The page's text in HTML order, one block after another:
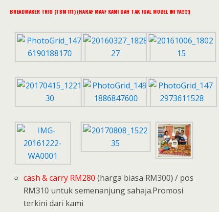
BREADMAKER TRIO (TBM-111) (HARAF MAAF KAMI DAH TAK JUAL MODEL INI YA!!!!!)
cash & carry RM280 (harga biasa RM300) / pos
RM310 untuk semenanjung sahaja.Promosi
terkini dari kami